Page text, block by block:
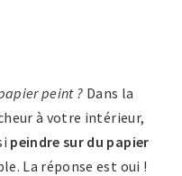
peint ? Dans la
à votre intérieur,
peindre sur du papier
La réponse est oui !